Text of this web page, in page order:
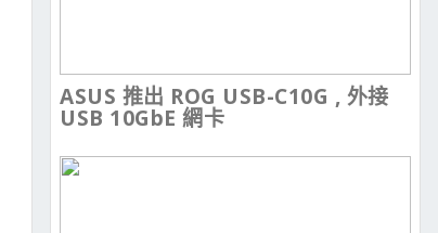
ASUS 推出 ROG USB-C10G , 外接
USB 10GbE 網卡